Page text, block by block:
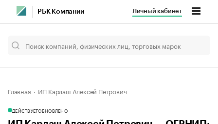
РБК Компании Личный кабинет
Главная ИП Карлаш Алексей Петрович
ДЕЙСТВУЕТОБНОВЛЕНО